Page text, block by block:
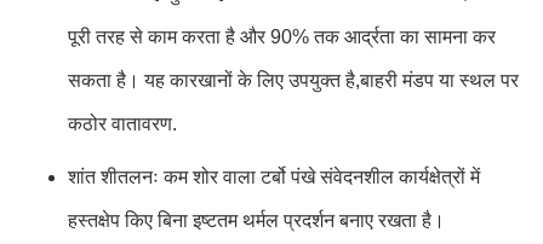
पूरी तरह से काम करता है और 90% तक आर्द्रता का सामना कर
सकता है। यह कारखानों के लिए उपयुक्त है,बाहरी मंडप या स्थल पर
कठोर वातावरण.
शांत शीतलनः कम शोर वाला टर्बो पंखे संवेदनशील कार्यक्षेत्रों में
हस्तक्षेप किए बिना इष्टतम थर्मल प्रदर्शन बनाए रखता है।